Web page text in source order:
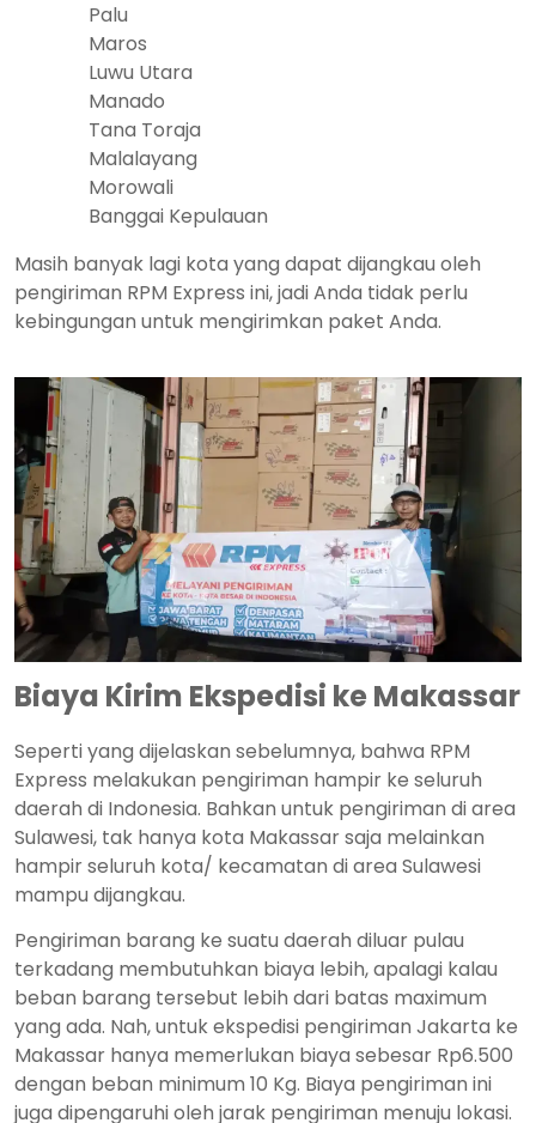
Palu
Maros
Luwu Utara
Manado
Tana Toraja
Malalayang
Morowali
Banggai Kepulauan
Masih banyak lagi kota yang dapat dijangkau oleh
pengiriman RPM Express ini, jadi Anda tidak perlu
kebingungan untuk mengirimkan paket Anda.
Biaya Kirim Ekspedisi ke Makassar
Seperti yang dijelaskan sebelumnya, bahwa RPM
Express melakukan pengiriman hampir ke seluruh
daerah di Indonesia. Bahkan untuk pengiriman di area
Sulawesi, tak hanya kota Makassar saja melainkan
hampir seluruh kota/ kecamatan di area Sulawesi
mampu dijangkau.
Pengiriman barang ke suatu daerah diluar pulau
terkadang membutuhkan biaya lebih, apalagi kalau
beban barang tersebut lebih dari batas maximum
yang ada. Nah, untuk ekspedisi pengiriman Jakarta ke
Makassar hanya memerlukan biaya sebesar Rp6.500
dengan beban minimum 10 Kg. Biaya pengiriman ini
juga dipengaruhi oleh jarak pengiriman menuju lokasi.